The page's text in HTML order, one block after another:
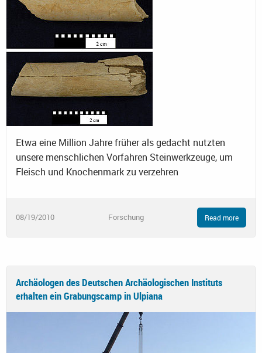
Etwa eine Million Jahre früher als gedacht nutzten
unsere menschlichen Vorfahren Steinwerkzeuge, um
Fleisch und Knochenmark zu verzehren
08/19/2010 Forschung Read more
Archäologen des Deutschen Archäologischen Instituts
erhalten ein Grabungscamp in Ulpiana